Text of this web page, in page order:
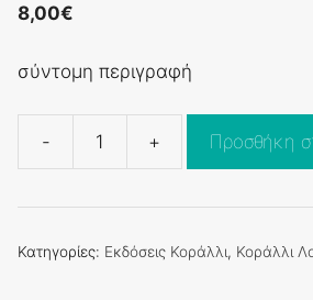
8,00€
σύντομη περιγραφή
-
Επικοινωνιακά
+ Προσθήκη
Κατηγορίες: Εκδόσεις Κοράλλι, Κοράλλι